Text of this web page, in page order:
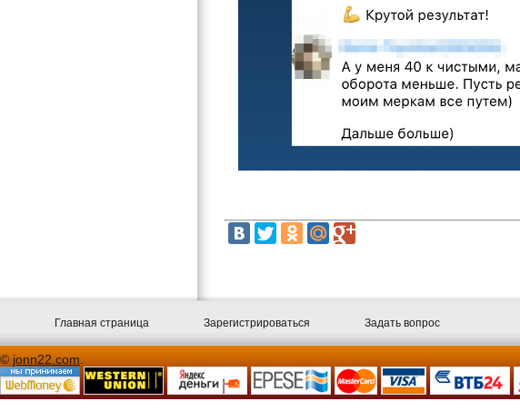
Главная страница Зарегистрироваться Задать вопрос
© jonn22.com